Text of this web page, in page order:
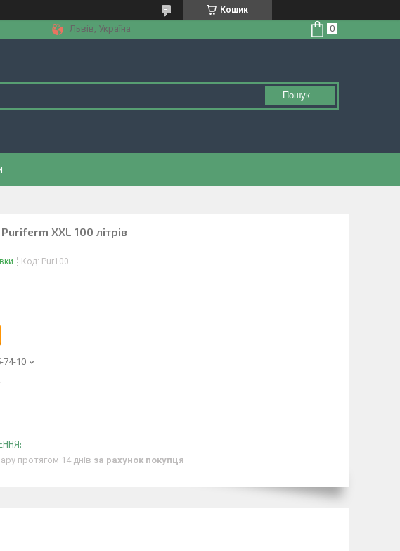
Кошик
Львів, Україна
Пошук...
XXL 100 літрів
Код: Pur100
74-10
протягом 14 днів за рахунок покупця